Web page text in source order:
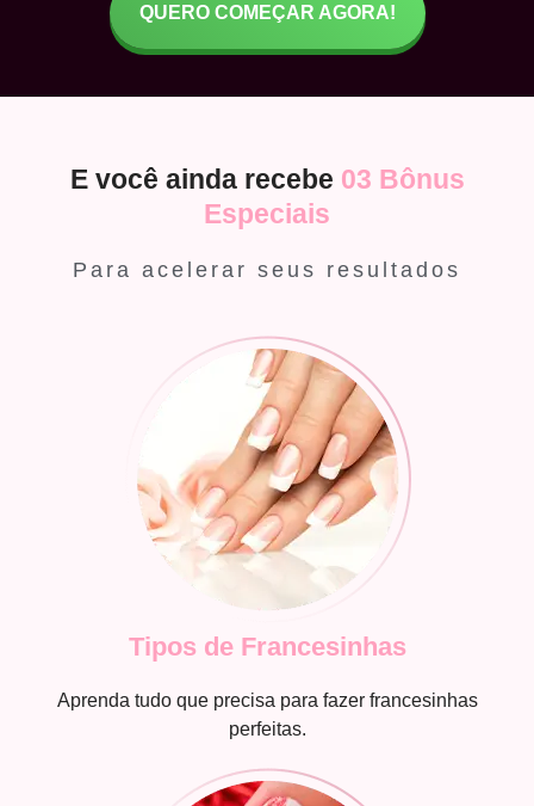
QUERO COMEÇAR AGORA!
E você ainda recebe 03 Bônus
Especiais
Para acelerar seus resultados
Tipos de Francesinhas
Aprenda tudo que precisa para fazer francesinhas
perfeitas.